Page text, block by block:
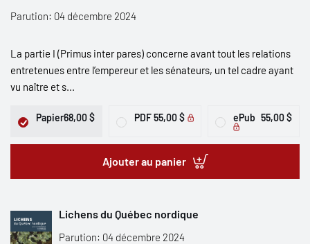
Parution: 04 décembre 2024
La partie I (Primus inter pares) concerne avant tout les relations
entretenues entre l’empereur et les sénateurs, un tel cadre ayant
vu naître et s...
Papier68,00 $ PDF 55,00 $ ePub 55,00 $
Ajouter au panier
Lichens du Québec nordique
Parution: 04 décembre 2024